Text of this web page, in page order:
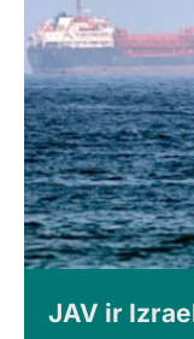
JAV ir